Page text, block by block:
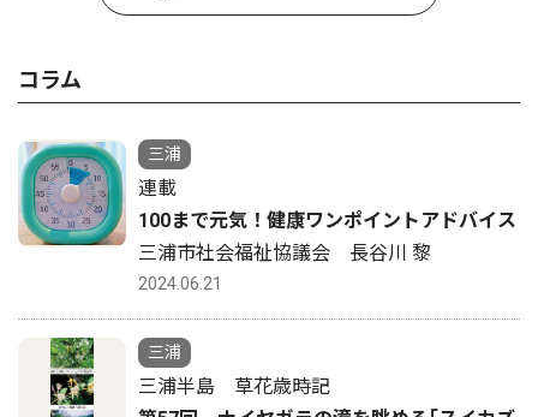
コラム
三浦
連載
100まで元気！健康ワンポイントアドバイス
三浦市社会福祉協議会 長谷川 黎
2024.06.21
三浦
三浦半島 草花歳時記